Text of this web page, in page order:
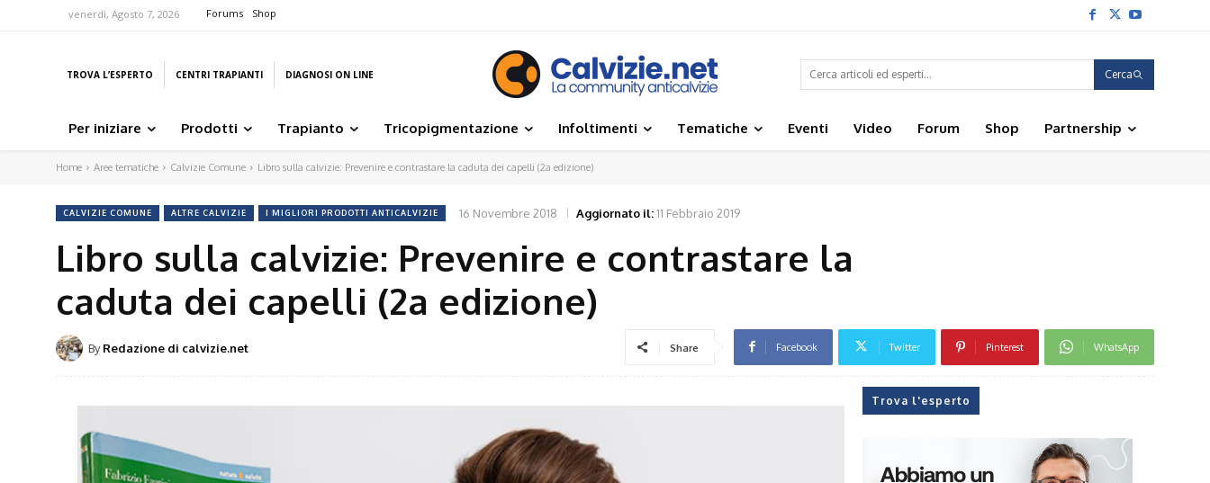
venerdì, Agosto 7, 2026 Forums Shop
TROVA L’ESPERTO CENTRI TRAPIANTI DIAGNOSI ON LINE Cerca
Per iniziare Prodotti Trapianto Tricopigmentazione Infoltimenti Tematiche Eventi Video Forum Shop Partnership
Home Aree tematiche Calvizie Comune Libro sulla calvizie: Prevenire e contrastare la caduta dei capelli (2a edizione)
CALVIZIE COMUNE ALTRE CALVIZIE I MIGLIORI PRODOTTI ANTICALVIZIE 16 Novembre 2018 Aggiornato il:11 Febbraio 2019
Libro sulla calvizie: Prevenire e contrastare la
caduta dei capelli (2a edizione)
By Redazione di calvizie.net Share Facebook Twitter Pinterest WhatsApp
Trova l'esperto